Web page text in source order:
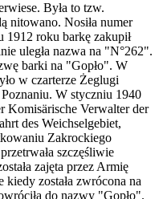
Była to tzw.
nitowano. Nosiła numer
roku barkę zakupił
uległa nazwa na "N°262".
barki na "Gopło". W
w czarterze Żeglugi
W styczniu 1940
Komisärische Verwalter der
des Weichselgebiet,
Zakrockiego
szczęśliwie
zajęta przez Armię
została zwrócona na
do nazwy "Gopło".